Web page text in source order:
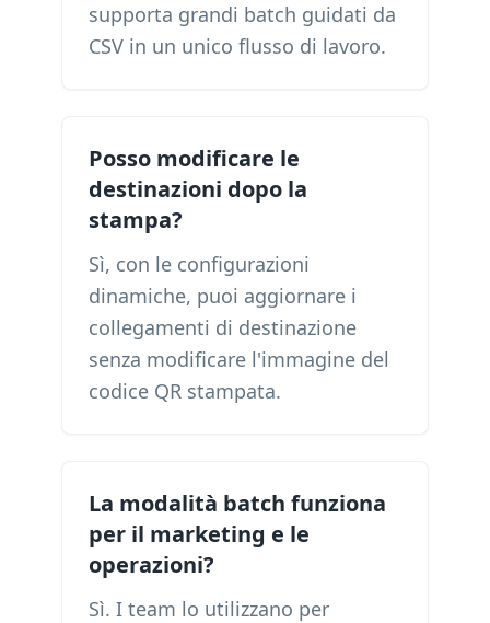
supporta grandi batch guidati da
CSV in un unico flusso di lavoro.
Posso modificare le
destinazioni dopo la
stampa?
Sì, con le configurazioni
dinamiche, puoi aggiornare i
collegamenti di destinazione
senza modificare l'immagine del
codice QR stampata.
La modalità batch funziona
per il marketing e le
operazioni?
Sì. I team lo utilizzano per